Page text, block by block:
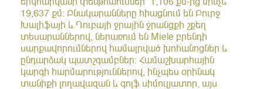
19,637 քմ։ Բնակարանները հիացնում են Բուրջ
Խալիֆայի և Դուբայի ջրային ջրանցքի շքեղ
տեսարաններով, ներառում են Miele բրենդի
սարքավորումներով համալրված խոհանոցներ և
ընդարձակ պատշգամբներ։ Համաշխարհային
կարգի հարմարություններով, ինչպես օրինակ
տանիքի լողավազան և գոլֆ սիմուլյատոր, այս